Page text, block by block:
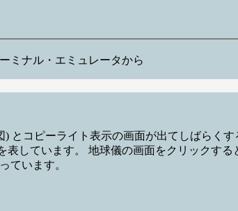
ミナル・エミュレータから
) とコピーライト表示の画面が出てしばらく
表しています。 地球儀の画面をクリックす
ています。